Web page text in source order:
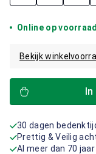
Online op voorraad
Bekijk
In
30 dagen
Prettig & Veilig
Al meer dan 70